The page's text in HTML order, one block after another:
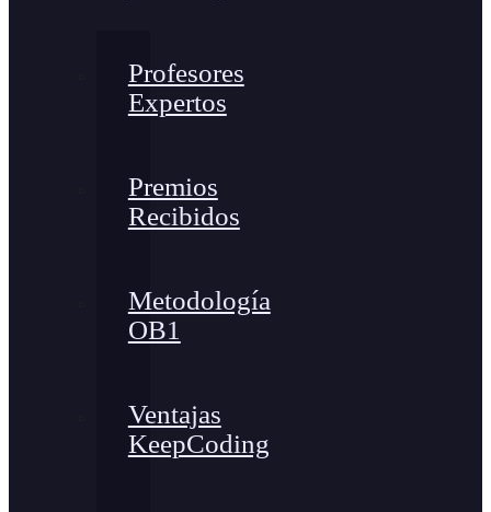
Profesores
Expertos
Premios
Recibidos
Metodología
OB1
Ventajas
KeepCoding